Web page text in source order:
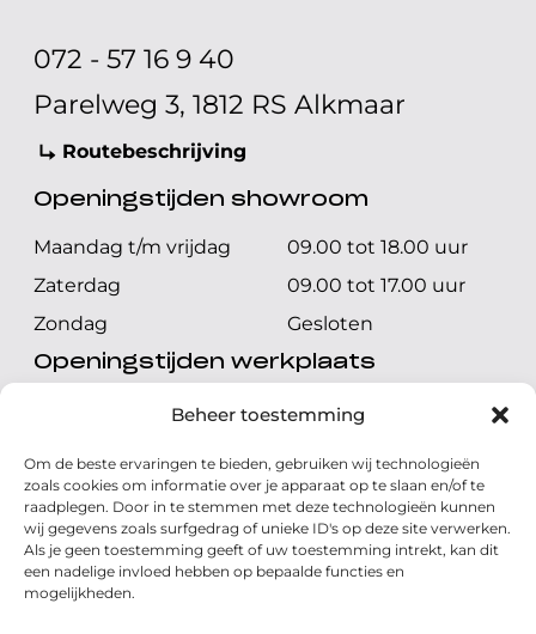
Beheer toestemming
Om de beste ervaringen te bieden, gebruiken wij technologieën
zoals cookies om informatie over je apparaat op te slaan en/of te
raadplegen. Door in te stemmen met deze technologieën kunnen
wij gegevens zoals surfgedrag of unieke ID's op deze site verwerken.
Als je geen toestemming geeft of uw toestemming intrekt, kan dit
een nadelige invloed hebben op bepaalde functies en
mogelijkheden.
072 - 57 16 9 40
Parelweg 3, 1812 RS Alkmaar
Routebeschrijving
Openingstijden showroom
Maandag t/m vrijdag
09.00 tot 18.00 uur
Zaterdag
09.00 tot 17.00 uur
Zondag
Gesloten
Openingstijden werkplaats
Maandag t/m vrijdag
08.00 tot 17.00 uur
Zondag
Gesloten
Volg ons